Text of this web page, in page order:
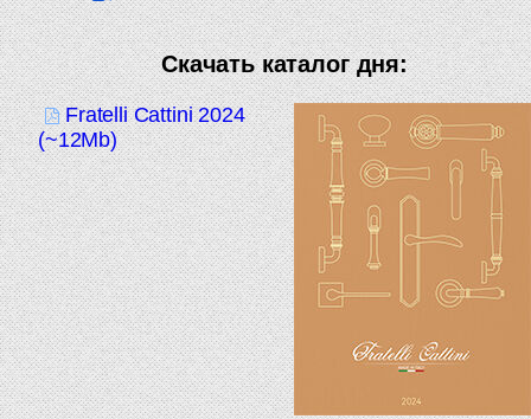
Скачать каталог дня:
Fratelli Cattini 2024
(~12Mb)